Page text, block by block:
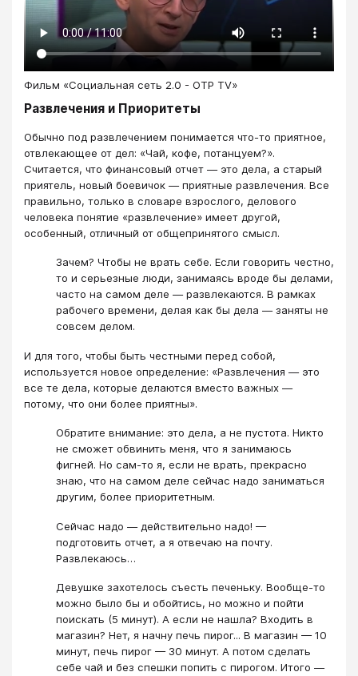
Фильм «Социальная сеть 2.0 - ОТР TV»
Развлечения и Приоритеты
Обычно под развлечением понимается что-то приятное,
отвлекающее от дел: «Чай, кофе, потанцуем?».
Считается, что финансовый отчет — это дела, а старый
приятель, новый боевичок — приятные развлечения. Все
правильно, только в словаре взрослого, делового
человека понятие «развлечение» имеет другой,
особенный, отличный от общепринятого смысл.
Зачем? Чтобы не врать себе. Если говорить честно,
то и серьезные люди, занимаясь вроде бы делами,
часто на самом деле — развлекаются. В рамках
рабочего времени, делая как бы дела — заняты не
совсем делом.
И для того, чтобы быть честными перед собой,
используется новое определение: «Развлечения — это
все те дела, которые делаются вместо важных —
потому, что они более приятны».
Обратите внимание: это дела, а не пустота. Никто
не сможет обвинить меня, что я занимаюсь
фигней. Но сам-то я, если не врать, прекрасно
знаю, что на самом деле сейчас надо заниматься
другим, более приоритетным.
Сейчас надо — действительно надо! —
подготовить отчет, а я отвечаю на почту.
Развлекаюсь…
Девушке захотелось съесть печеньку. Вообще-то
можно было бы и обойтись, но можно и пойти
поискать (5 минут). А если не нашла? Входить в
магазин? Нет, я начну печь пирог... В магазин — 10
минут, печь пирог — 30 минут. А потом сделать
себе чай и без спешки попить с пирогом. Итого —